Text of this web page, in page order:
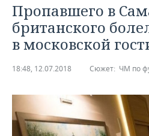
БАШКОРТОСТАН
ТАТАРСТАН
НОВОСТИ
АНАЛИТИКА
КОРОЛИ ГОСЗАКАЗА ПФО
ФИНАНСЫ
НОВОСТИ
ПРОМЫШЛЕННОСТИ
НЕДВИЖИМОСТЬ
Пропавшего в
британского
в московской
18:48, 12.07.2018 Сюжет: ЧМ по